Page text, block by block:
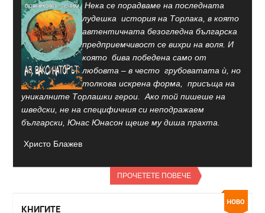
Нека се порадваме на последната
лудешка история на Торлака, в която
автентичната безогледна българска
предприемчивост се вихри на воля. И
която бива победена само от
любовта – в често грубоватата ѝ, но
толкова искрена форма, присъща на
уникалните Торлашки герои. Ако той пишеше на
шведски, не на специфичния си неподражаем
български, Юнас Юнасон щеше му диша прахта.
Христо Блажев
ПРОЧЕТЕТЕ ПОВЕЧЕ
КНИГИТЕ